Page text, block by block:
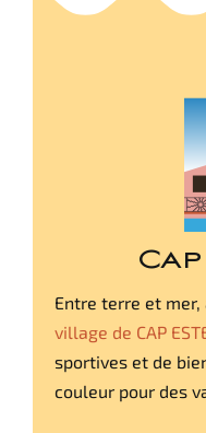
Entre terre et
village de CAP
sportives et de
couleur pour des